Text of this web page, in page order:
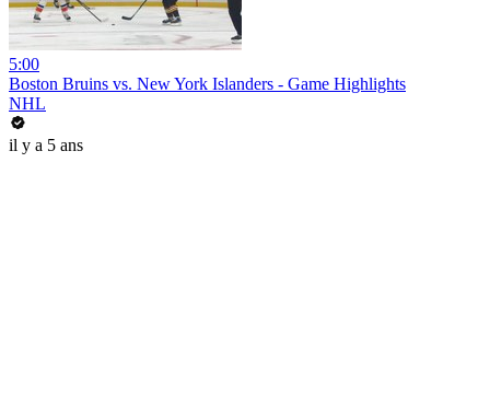
5:00
Boston Bruins vs. New York Islanders - Game Highlights
NHL
il y a 5 ans